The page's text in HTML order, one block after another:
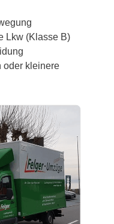
Lkw (Klasse B)
oder kleinere